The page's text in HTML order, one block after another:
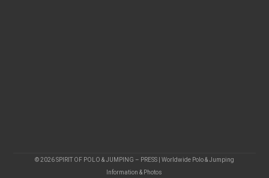
© 2026 SPIRIT OF POLO & JUMPING – PRESS | Worldwide Polo & Jumping
Information & Photos